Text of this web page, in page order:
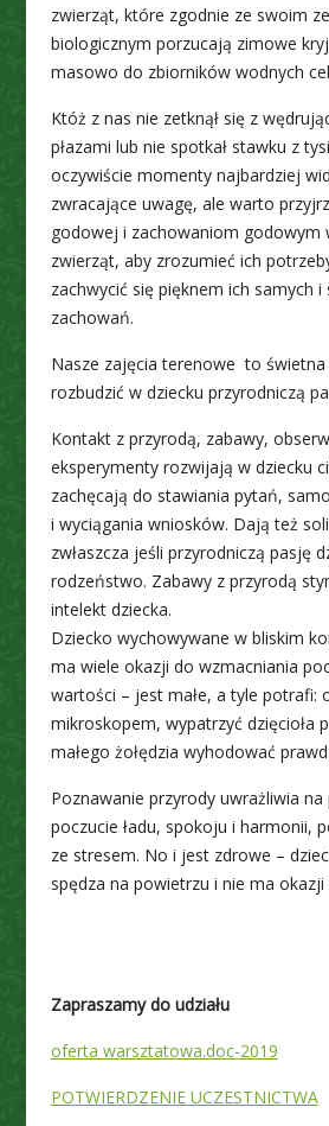
zwierząt, które zgodnie ze swoim
biologicznym porzucają zimowe
masowo do zbiorników wodnych
Któż z nas nie zetknął się z
płazami lub nie spotkał stawku z
oczywiście momenty najbardziej
zwracające uwagę, ale warto
godowej i zachowaniom godowym
zwierząt, aby zrozumieć ich
zachwycić się pięknem ich samych
zachowań.
Nasze zajęcia terenowe to świetna
rozbudzić w dziecku przyrodniczą
Kontakt z przyrodą, zabawy,
eksperymenty rozwijają w dziecku
zachęcają do stawiania pytań,
i wyciągania wniosków. Dają też
zwłaszcza jeśli przyrodniczą pasję
rodzeństwo. Zabawy z przyrodą
intelekt dziecka.
Dziecko wychowywane w bliskim
ma wiele okazji do wzmacniania
wartości – jest małe, a tyle potrafi:
mikroskopem, wypatrzyć dzięcioła
małego żołędzia wyhodować
Poznawanie przyrody uwrażliwia na
poczucie ładu, spokoju i harmonii,
ze stresem. No i jest zdrowe –
spędza na powietrzu i nie ma okazji
Zapraszamy do udziału
oferta warsztatowa.doc-2019
POTWIERDZENIE UCZESTNICTWA